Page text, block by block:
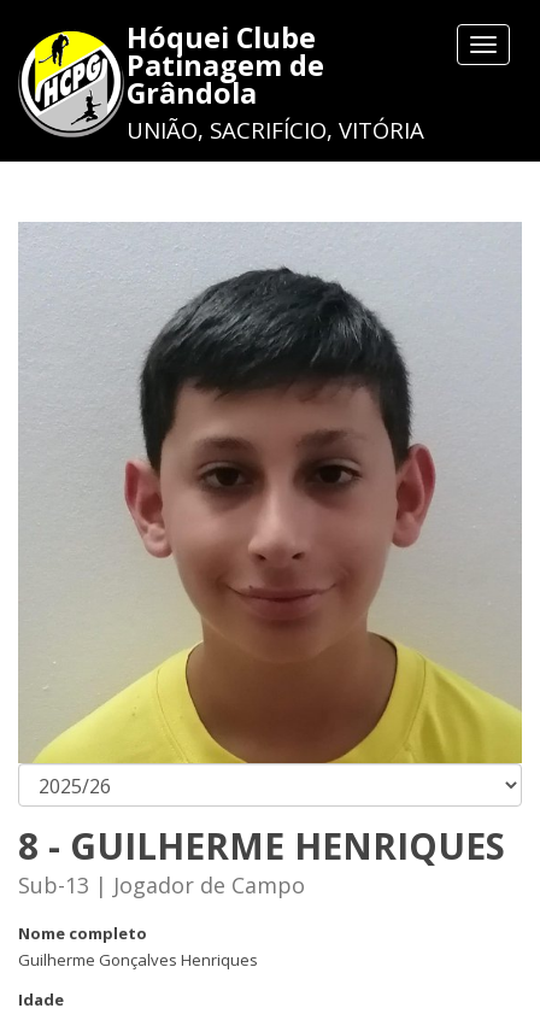
Toggle
Hóquei Clube
Patinagem de
Grândola
UNIÃO, SACRIFÍCIO, VITÓRIA
8 - GUILHERME HENRIQUES
Sub-13 | Jogador de Campo
Nome completo
Guilherme Gonçalves Henriques
Idade